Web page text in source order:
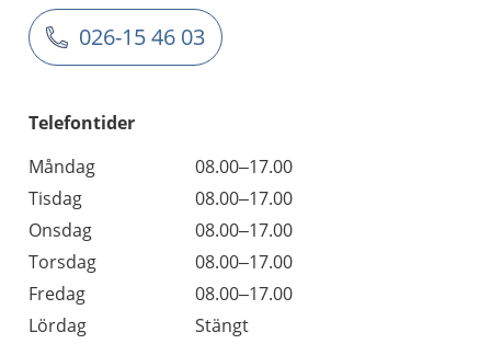
026-15 46 03
Telefontider
Måndag
08.00–17.00
Tisdag
08.00–17.00
Onsdag
08.00–17.00
Torsdag
08.00–17.00
Fredag
08.00–17.00
Lördag
Stängt